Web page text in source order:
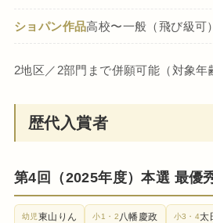
ショパン作品高校〜一般（飛び級可）
2地区／2部門まで併願可能（対象年
歴代入賞者
第4回（2025年度）本選 最優
幼児東山りん 小1・2 八幡慶政 小3・4太